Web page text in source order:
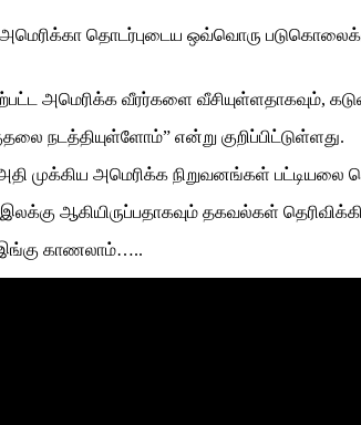
அமெரிக்கா தொடர்புடைய ஒவ்வொரு
அமெரிக்க வீரர்களை வீசியுள்ளதாகவும்,
நடத்தியுள்ளோம்” என்று குறிப்பிட்டுள்ளது.
முக்கிய அமெரிக்க நிறுவனங்கள் பட்டியலை
ஆகியிருப்பதாகவும் தகவல்கள்
காணலாம்…..